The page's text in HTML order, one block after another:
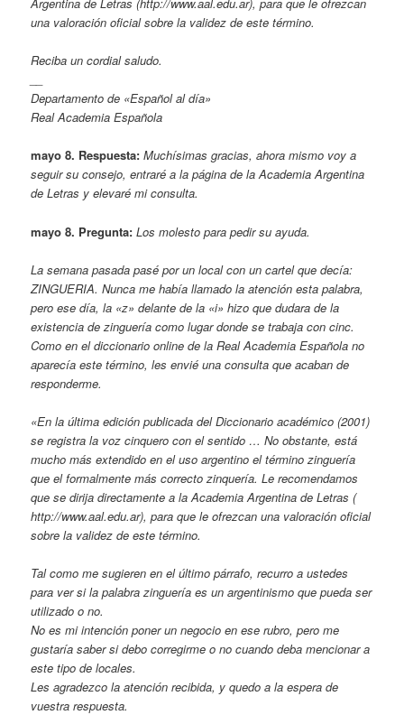
una valoración oficial sobre la validez de este término.
Reciba un cordial saludo.
Departamento de «Español al día»
Real Academia Española
mayo 8. Respuesta: Muchísimas gracias, ahora mismo voy a
seguir su consejo, entraré a la página de la Academia Argentina
de Letras y elevaré mi consulta.
mayo 8. Pregunta: Los molesto para pedir su ayuda.
La semana pasada pasé por un local con un cartel que decía:
ZINGUERIA. Nunca me había llamado la atención esta palabra,
pero ese día, la «z» delante de la «i» hizo que dudara de la
existencia de zinguería como lugar donde se trabaja con cinc.
Como en el diccionario online de la Real Academia Española no
aparecía este término, les envié una consulta que acaban de
responderme.
«En la última edición publicada del Diccionario académico (2001)
se registra la voz cinquero con el sentido … No obstante, está
mucho más extendido en el uso argentino el término zinguería
que el formalmente más correcto zinquería. Le recomendamos
que se dirija directamente a la Academia Argentina de Letras (
http://www.aal.edu.ar), para que le ofrezcan una valoración oficial
sobre la validez de este término.
Tal como me sugieren en el último párrafo, recurro a ustedes
para ver si la palabra zinguería es un argentinismo que pueda ser
utilizado o no.
No es mi intención poner un negocio en ese rubro, pero me
gustaría saber si debo corregirme o no cuando deba mencionar a
este tipo de locales.
Les agradezco la atención recibida, y quedo a la espera de
vuestra respuesta.